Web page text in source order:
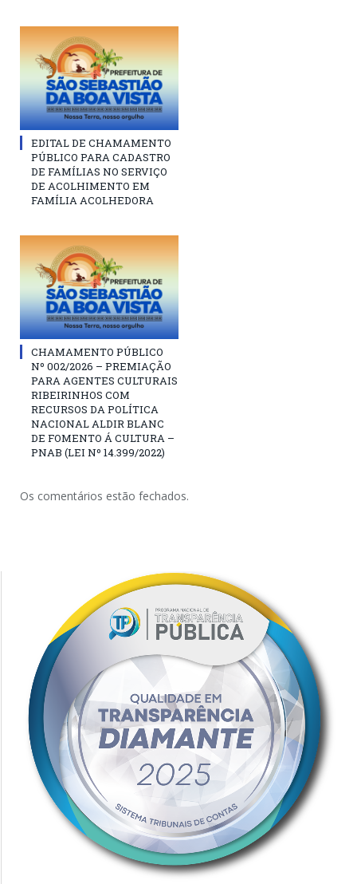
EDITAL DE CHAMAMENTO
PÚBLICO PARA CADASTRO
DE FAMÍLIAS NO SERVIÇO
DE ACOLHIMENTO EM
FAMÍLIA ACOLHEDORA
CHAMAMENTO PÚBLICO
Nº 002/2026 – PREMIAÇÃO
PARA AGENTES CULTURAIS
RIBEIRINHOS COM
RECURSOS DA POLÍTICA
NACIONAL ALDIR BLANC
DE FOMENTO Á CULTURA –
PNAB (LEI Nº 14.399/2022)
Os comentários estão fechados.